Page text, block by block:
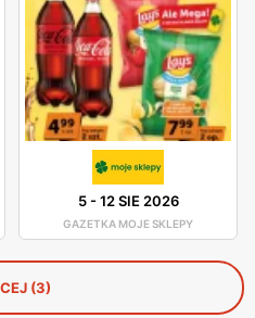
5-12 SIE 2026
GAZETKA MOJE SKLEPY
(3)